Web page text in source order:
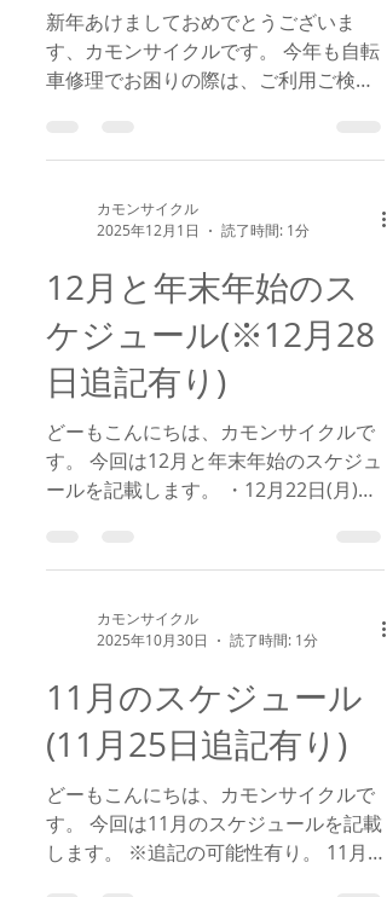
新年あけましておめでとうございま
す、カモンサイクルです。 今年も自転
車修理でお困りの際は、ご利用ご検討
(水) 臨時休業日 ・1月10日(土) 時短
(土) 臨時休業日 年末年始も合わし
ご不便お掛けします。
カモンサイクル
2025年12月1日
読了時間: 1分
12月と年末年始のス
ケジュール(※12月28
日追記有り)
どーもこんにちは、カモンサイクルで
す。 今回は12月と年末年始のスケジュ
ールを記載します。 ・12月22日(月)
31日(水) 時短営業日 10：00~18：
～18：00 ・1月3日(土) 臨時休業日
業日が多くなります。 追加の予定が入
り次第、追記しますのでよろしくお願
いいたします。
カモンサイクル
2025年10月30日
読了時間: 1分
11月のスケジュール
(11月25日追記有り)
どーもこんにちは、カモンサイクルで
す。 今回は11月のスケジュールを記載
します。 ※追記の可能性有り。 11月2